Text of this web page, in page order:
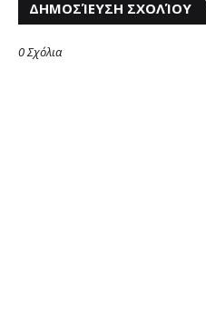
ΔΗΜΟΣΊΕΥΣΗ ΣΧΟΛΊΟΥ
0 Σχόλια